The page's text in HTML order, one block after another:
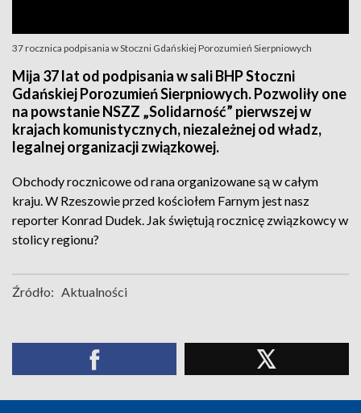
37 rocznica podpisania w Stoczni Gdańskiej Porozumień Sierpniowych
Mija 37 lat od podpisania w sali BHP Stoczni
Gdańskiej Porozumień Sierpniowych. Pozwoliły one
na powstanie NSZZ „Solidarność” pierwszej w
krajach komunistycznych, niezależnej od władz,
legalnej organizacji związkowej.
Obchody rocznicowe od rana organizowane są w całym
kraju. W Rzeszowie przed kościołem Farnym jest nasz
reporter Konrad Dudek. Jak świętują rocznicę związkowcy w
stolicy regionu?
Źródło: Aktualności